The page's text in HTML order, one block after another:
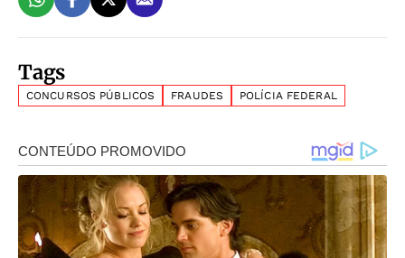
Tags
CONCURSOS PÚBLICOS FRAUDES POLÍCIA FEDERAL